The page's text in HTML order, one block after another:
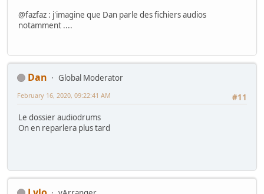
@fazfaz : j'imagine que Dan parle des fichiers audios
notamment ....
Dan
Global Moderator
#11
February 16, 2020, 09:22:41 AM
Le dossier audiodrums
On en reparlera plus tard